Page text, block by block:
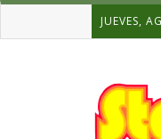
JUEVES,